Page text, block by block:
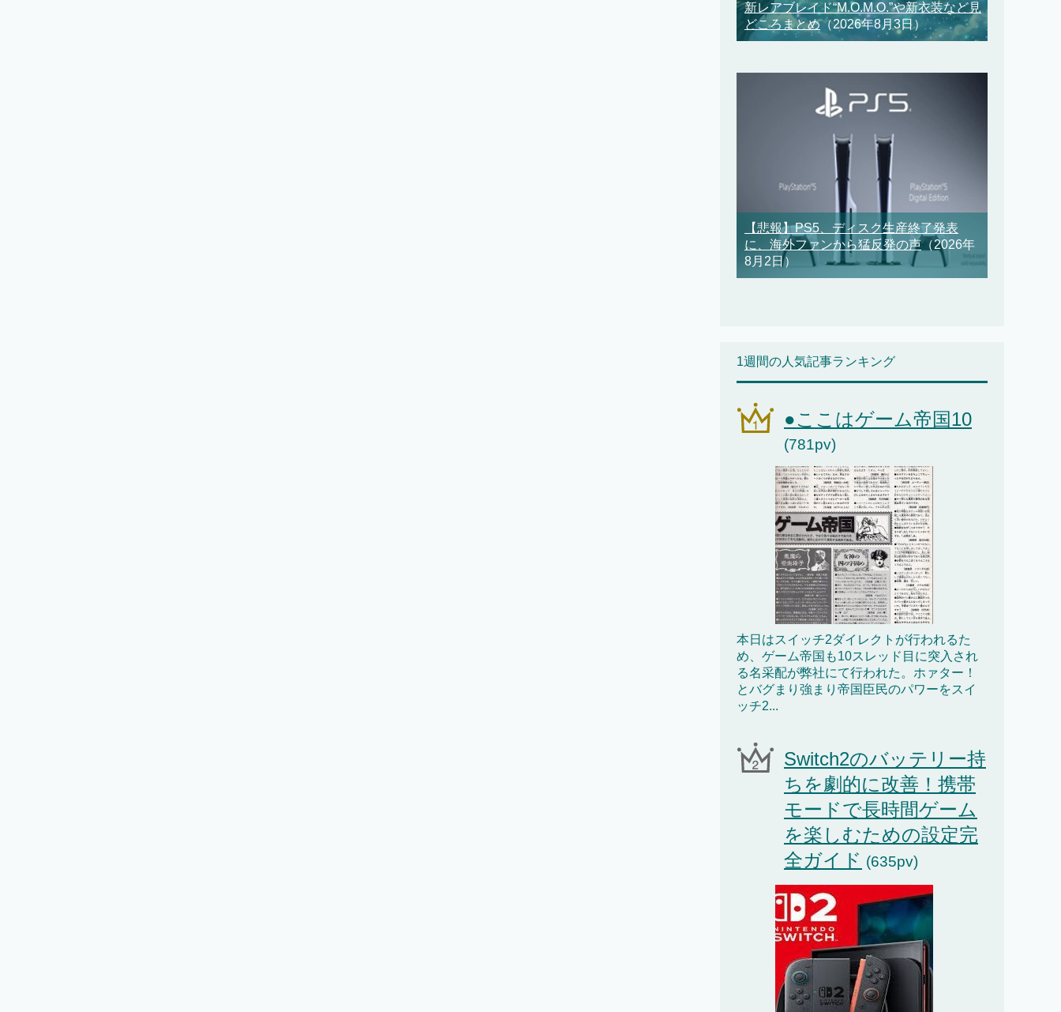
新レアブレイド“M.O.M.O.”や新衣装など見
どころまとめ（2026年8月3日）
【悲報】PS5、ディスク生産終了発表
に、海外ファンから猛反発の声（2026年
8月2日）
1週間の人気記事ランキング
●ここはゲーム帝国10
(781pv)
本日はスイッチ2ダイレクトが行われるた
め、ゲーム帝国も10スレッド目に突入され
る名采配が弊社にて行われた。ホァター！
とバグまり強まり帝国臣民のパワーをスイ
ッチ2...
Switch2のバッテリー持
ちを劇的に改善！携帯
モードで長時間ゲーム
を楽しむための設定完
全ガイド (635pv)